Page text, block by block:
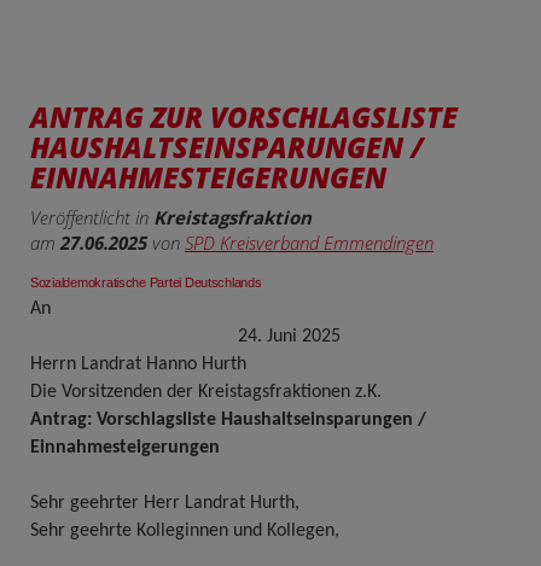
ANTRAG ZUR VORSCHLAGSLISTE
HAUSHALTSEINSPARUNGEN /
EINNAHMESTEIGERUNGEN
Veröffentlicht in Kreistagsfraktion
am27.06.2025 von SPD Kreisverband Emmendingen
Sozialdemokratische Partei Deutschlands
An
24. Juni 2025
Herrn Landrat Hanno Hurth
Die Vorsitzenden der Kreistagsfraktionen z.K.
Antrag: Vorschlagsliste Haushaltseinsparungen /
Einnahmesteigerungen
Sehr geehrter Herr Landrat Hurth,
Sehr geehrte Kolleginnen und Kollegen,